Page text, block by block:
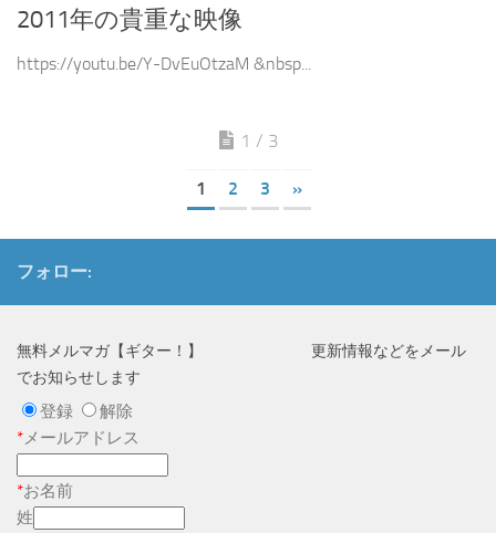
2011年の貴重な映像
https://youtu.be/Y-DvEuOtzaM &nbsp...
1 / 3
1 2 3 »
フォロー:
無料メルマガ【ギター！】 更新情報などをメール
でお知らせします
登録
解除
*メールアドレス
*お名前
姓